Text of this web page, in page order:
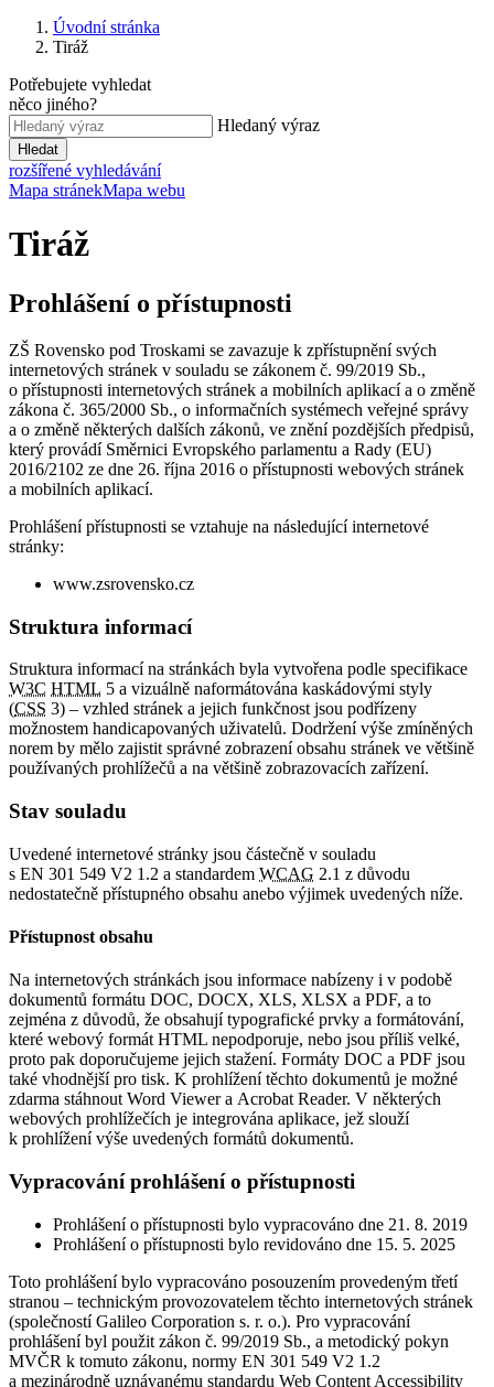
Úvodní stránka
Tiráž
Potřebujete vyhledat
něco jiného?
Hledaný výraz
Hledat
rozšířené vyhledávání
Mapa stránekMapa webu
Tiráž
Prohlášení o přístupnosti
ZŠ Rovensko pod Troskami se zavazuje k zpřístupnění svých
internetových stránek v souladu se zákonem č. 99/2019 Sb.,
o přístupnosti internetových stránek a mobilních aplikací a o změně
zákona č. 365/2000 Sb., o informačních systémech veřejné správy
a o změně některých dalších zákonů, ve znění pozdějších předpisů,
který provádí Směrnici Evropského parlamentu a Rady (EU)
2016/2102 ze dne 26. října 2016 o přístupnosti webových stránek
a mobilních aplikací.
Prohlášení přístupnosti se vztahuje na následující internetové
stránky:
www.zsrovensko.cz
Struktura informací
Struktura informací na stránkách byla vytvořena podle specifikace
W3C HTML 5 a vizuálně naformátována kaskádovými styly
(CSS 3) – vzhled stránek a jejich funkčnost jsou podřízeny
možnostem handicapovaných uživatelů. Dodržení výše zmíněných
norem by mělo zajistit správné zobrazení obsahu stránek ve většině
používaných prohlížečů a na většině zobrazovacích zařízení.
Stav souladu
Uvedené internetové stránky jsou částečně v souladu
s EN 301 549 V2 1.2 a standardem WCAG 2.1 z důvodu
nedostatečně přístupného obsahu anebo výjimek uvedených níže.
Přístupnost obsahu
Na internetových stránkách jsou informace nabízeny i v podobě
dokumentů formátu DOC, DOCX, XLS, XLSX a PDF, a to
zejména z důvodů, že obsahují typografické prvky a formátování,
které webový formát HTML nepodporuje, nebo jsou příliš velké,
proto pak doporučujeme jejich stažení. Formáty DOC a PDF jsou
také vhodnější pro tisk. K prohlížení těchto dokumentů je možné
zdarma stáhnout Word Viewer a Acrobat Reader. V některých
webových prohlížečích je integrována aplikace, jež slouží
k prohlížení výše uvedených formátů dokumentů.
Vypracování prohlášení o přístupnosti
Prohlášení o přístupnosti bylo vypracováno dne 21. 8. 2019
Prohlášení o přístupnosti bylo revidováno dne 15. 5. 2025
Toto prohlášení bylo vypracováno posouzením provedeným třetí
stranou – technickým provozovatelem těchto internetových stránek
(společností Galileo Corporation s. r. o.). Pro vypracování
prohlášení byl použit zákon č. 99/2019 Sb., a metodický pokyn
MVČR k tomuto zákonu, normy EN 301 549 V2 1.2
a mezinárodně uznávanému standardu Web Content Accessibility